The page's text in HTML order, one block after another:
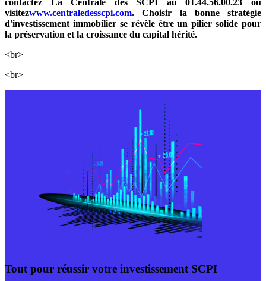
contactez La Centrale des SCPI au 01.44.56.00.23 ou
visitezwww.centraledesscpi.com. Choisir la bonne stratégie
d'investissement immobilier se révèle être un pilier solide pour
la préservation et la croissance du capital hérité.
<br>
<br>
Tout pour réussir votre investissement SCPI